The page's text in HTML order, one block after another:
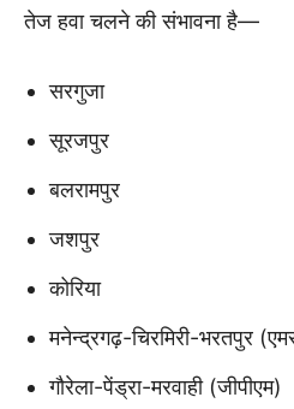
तेज हवा चलने की संभावना है—
सरगुजा
सूरजपुर
बलरामपुर
जशपुर
कोरिया
मनेन्द्रगढ़-चिरमिरी-भरतपुर
गौरेला-पेंड्रा-मरवाही (जीपीएम)